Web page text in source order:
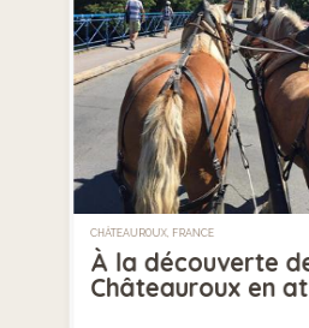
CHÂTEAUROUX, FRANCE
À la découverte
Châteauroux en